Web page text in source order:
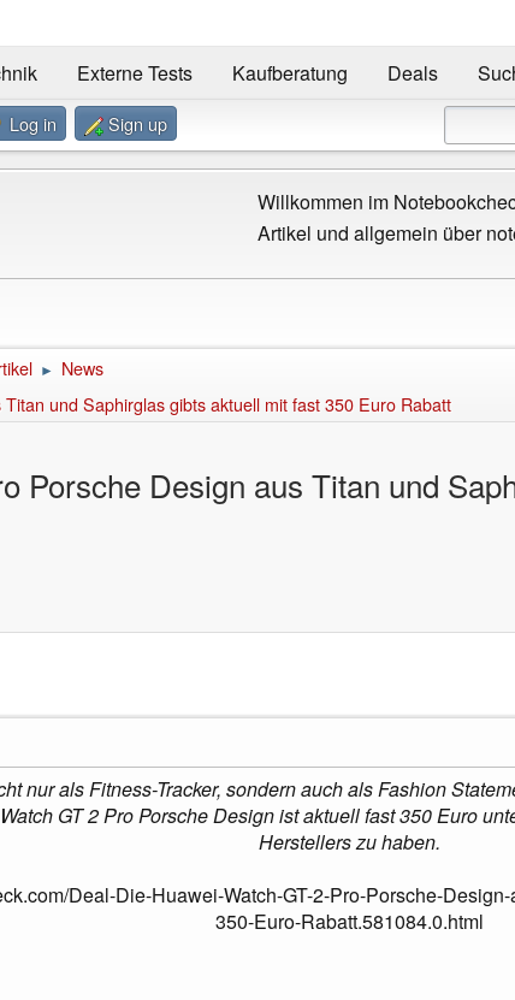
Externe Tests Kaufberatung Deals
Log in Sign up
Willkommen im
Artikel und allgemein über
► News
und Saphirglas gibts aktuell mit fast 350 Euro Rabatt
Porsche Design aus Titan und
nur als Fitness-Tracker, sondern auch als Fashion
GT 2 Pro Porsche Design ist aktuell fast 350 Euro
Herstellers zu haben.
Deal-Die-Huawei-Watch-GT-2-Pro-Porsche-
350-Euro-Rabatt.581084.0.html